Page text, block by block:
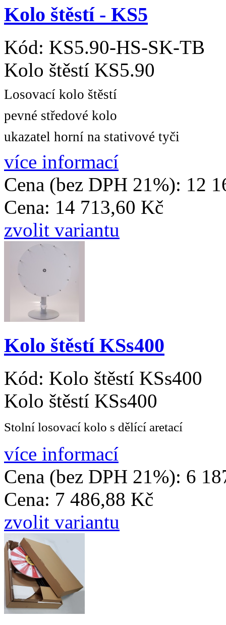
Kolo štěstí - KS5
Kód: KS5.90-HS-SK-TB
Kolo štěstí KS5.90
Losovací kolo štěstí
pevné středové kolo
ukazatel horní na stativové tyči
více informací
Cena (bez DPH 21%): 12
Cena: 14 713,60 Kč
zvolit variantu
Kolo štěstí KSs400
Kód: Kolo štěstí KSs400
Kolo štěstí KSs400
Stolní losovací kolo s dělící aretací
více informací
Cena (bez DPH 21%): 6
Cena: 7 486,88 Kč
zvolit variantu